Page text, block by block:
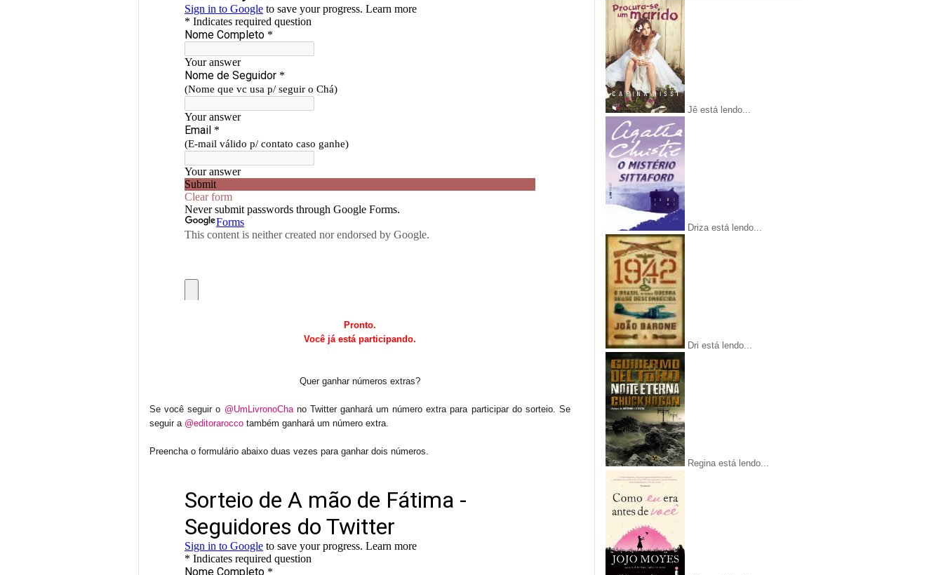
Pronto.
Você já está participando.
Quer ganhar números extras?
Se você seguir o @UmLivronoChano Twitter ganhará um número extra para participar do sorteio. Se
seguir a @editorarocco também ganhará um número extra.
Preencha o formulário abaixo duas vezes para ganhar dois números.
Jê está lendo...
Driza está lendo...
Dri está lendo...
Regina está lendo...